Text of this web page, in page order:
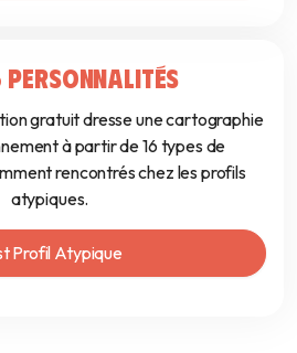
PERSONNALITÉS
gratuit dresse une cartographie
à partir de 16 types de
rencontrés chez les profils
atypiques.
Profil Atypique